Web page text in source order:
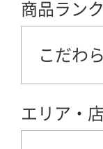
商品ランク
こだわ
エリア・